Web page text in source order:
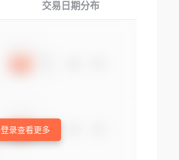
交易日期分布
登录查看更多